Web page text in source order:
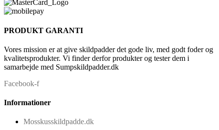
PRODUKT GARANTI
Vores mission er at give skildpadder det gode liv, med godt foder og
kvalitetsprodukter. Vi finder derfor produkter og tester dem i
samarbejde med Sumpskildpadder.dk
Facebook-f
Informationer
Mosskusskildpadde.dk